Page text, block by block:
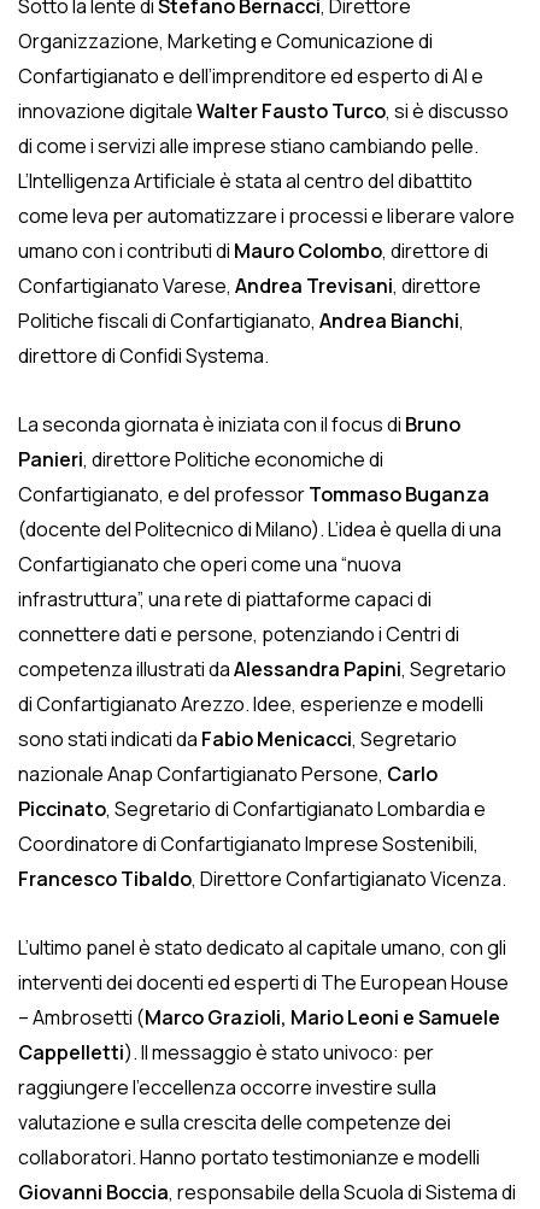
Sotto la lente diStefano Bernacci, Direttore
Organizzazione, Marketing e Comunicazione di
Confartigianato e dell’imprenditore ed esperto di AI e
innovazione digitaleWalter Fausto Turco, si è discusso
di come i servizi alle imprese stiano cambiando pelle.
L’Intelligenza Artificiale è stata al centro del dibattito
come leva per automatizzare i processi e liberare valore
umano con i contributi di Mauro Colombo, direttore di
Confartigianato Varese, Andrea Trevisani, direttore
Politiche fiscali di Confartigianato, Andrea Bianchi,
direttore di Confidi Systema.
La seconda giornata è iniziata con il focus di Bruno
Panieri, direttore Politiche economiche di
Confartigianato, e del professorTommaso Buganza
(docente del Politecnico di Milano). L’idea è quella di una
Confartigianato che operi come una “nuova
infrastruttura”, una rete di piattaforme capaci di
connettere dati e persone, potenziando i Centri di
competenza illustrati daAlessandra Papini, Segretario
di Confartigianato Arezzo. Idee, esperienze e modelli
sono stati indicati da Fabio Menicacci, Segretario
nazionale Anap Confartigianato Persone, Carlo
Piccinato, Segretario di Confartigianato Lombardia e
Coordinatore di Confartigianato Imprese Sostenibili,
Francesco Tibaldo, Direttore Confartigianato Vicenza.
L’ultimo panel è stato dedicato al capitale umano, con gli
interventi dei docenti ed esperti di The European House
– Ambrosetti (Marco Grazioli, Mario Leoni e Samuele
Cappelletti). Il messaggio è stato univoco: per
raggiungere l’eccellenza occorre investire sulla
valutazione e sulla crescita delle competenze dei
collaboratori. Hanno portato testimonianze e modelli
Giovanni Boccia, responsabile della Scuola di Sistema di